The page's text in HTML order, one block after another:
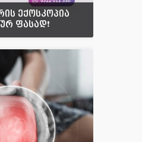
ექოსკოპია
ფასად❗️